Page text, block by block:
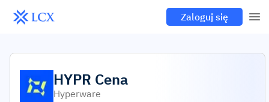
Zaloguj się
HYPR Cena
Hyperware